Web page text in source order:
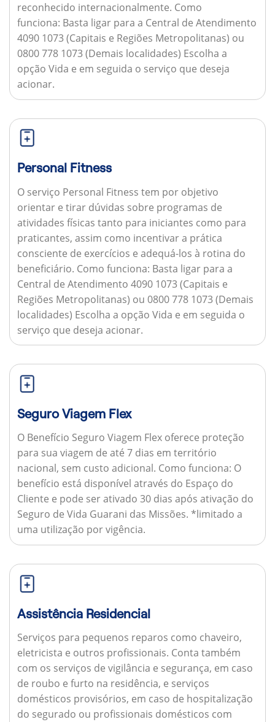
reconhecido internacionalmente. Como
funciona: Basta ligar para a Central de Atendimento
4090 1073 (Capitais e Regiões Metropolitanas) ou
0800 778 1073 (Demais localidades) Escolha a
opção Vida e em seguida o serviço que deseja
acionar.
Personal Fitness
O serviço Personal Fitness tem por objetivo
orientar e tirar dúvidas sobre programas de
atividades físicas tanto para iniciantes como para
praticantes, assim como incentivar a prática
consciente de exercícios e adequá-los à rotina do
beneficiário. Como funciona: Basta ligar para a
Central de Atendimento 4090 1073 (Capitais e
Regiões Metropolitanas) ou 0800 778 1073 (Demais
localidades) Escolha a opção Vida e em seguida o
serviço que deseja acionar.
Seguro Viagem Flex
O Benefício Seguro Viagem Flex oferece proteção
para sua viagem de até 7 dias em território
nacional, sem custo adicional. Como funciona: O
benefício está disponível através do Espaço do
Cliente e pode ser ativado 30 dias após ativação do
Seguro de Vida Guarani das Missões. *limitado a
uma utilização por vigência.
Assistência Residencial
Serviços para pequenos reparos como chaveiro,
eletricista e outros profissionais. Conta também
com os serviços de vigilância e segurança, em caso
de roubo e furto na residência, e serviços
domésticos provisórios, em caso de hospitalização
do segurado ou profissionais domésticos com